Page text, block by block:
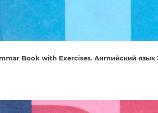
Book with Exercises. Английский